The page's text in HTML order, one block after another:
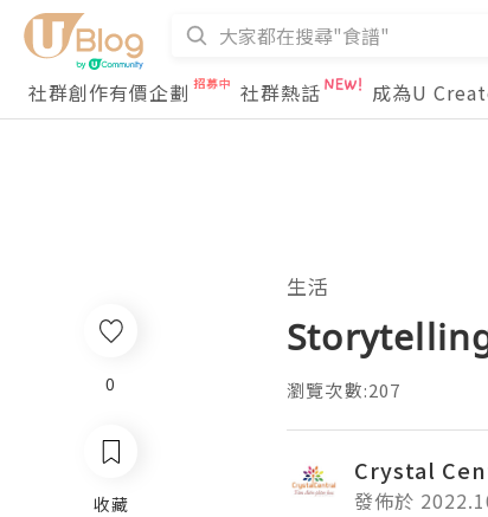
社群創作有價企劃
社群熱話 成為U
0
收藏
生活
瀏覽次數:207
Crystal
發佈於